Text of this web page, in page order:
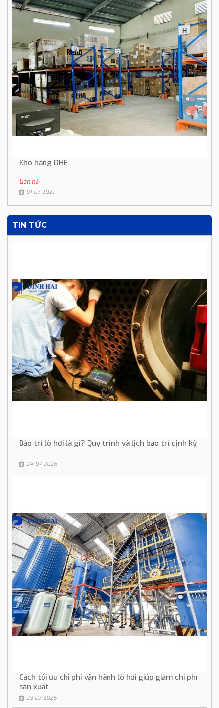
Kho hàng DHE
Liên hệ
01-07-2021
TIN TỨC
Bảo trì lò hơi là gì? Quy trình và lịch bảo trì định kỳ
24-07-2026
Cách tối ưu chi phí vận hành lò hơi giúp giảm chi phí
sản xuất
23-07-2026